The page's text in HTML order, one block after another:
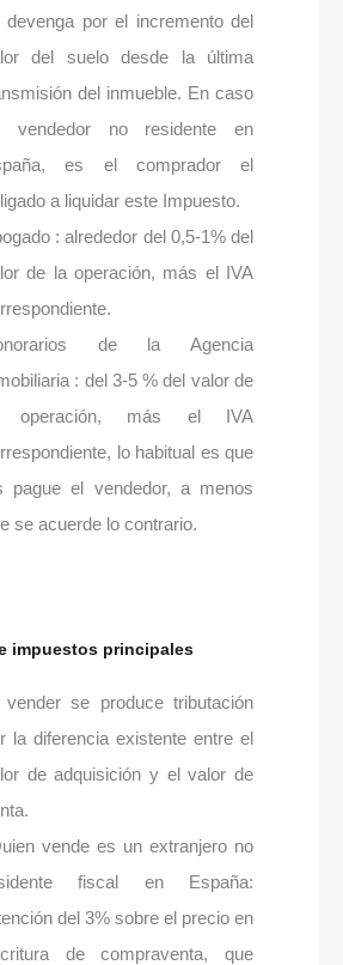
devenga por el incremento del
del suelo desde la última
del inmueble. En caso
vendedor no residente en
es el comprador el
a liquidar este Impuesto.
: alrededor del 0,5-1% del
de la operación, más el IVA
de la Agencia
: del 3-5 % del valor de
operación, más el IVA
lo habitual es que
pague el vendedor, a menos
se acuerde lo contrario.
impuestos principales
se produce tributación
la diferencia existente entre el
de adquisición y el valor de
vende es un extranjero no
fiscal en España:
del 3% sobre el precio en
de compraventa, que